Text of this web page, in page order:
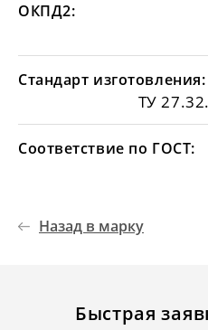
ОКПД2:
Стандарт изготовления:
ТУ
Соответствие по ГОСТ:
Назад в марку
Быстрая